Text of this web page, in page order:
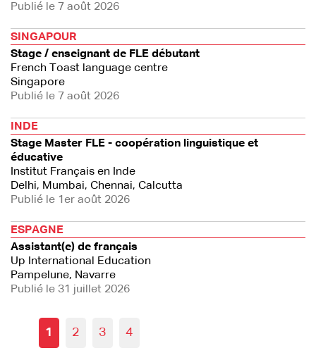
Publié le 7 août 2026
SINGAPOUR
Stage / enseignant de FLE débutant
French Toast language centre
Singapore
Publié le 7 août 2026
INDE
Stage Master FLE - coopération linguistique et
éducative
Institut Français en Inde
Delhi, Mumbai, Chennai, Calcutta
Publié le 1er août 2026
ESPAGNE
Assistant(e) de français
Up International Education
Pampelune, Navarre
Publié le 31 juillet 2026
1 2 3 4